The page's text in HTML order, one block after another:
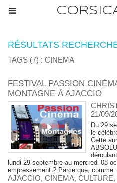
RÉSULTATS
TAGS (7) : CINEMA
FESTIVAL PASSION
MONTAGNE À AJACCIO
21/09/
Du 29
le
Cette
lundi 29 septembre au mercredi 08
empressement ? Parce que,
AJACCIO, CINEMA, CULTURE,